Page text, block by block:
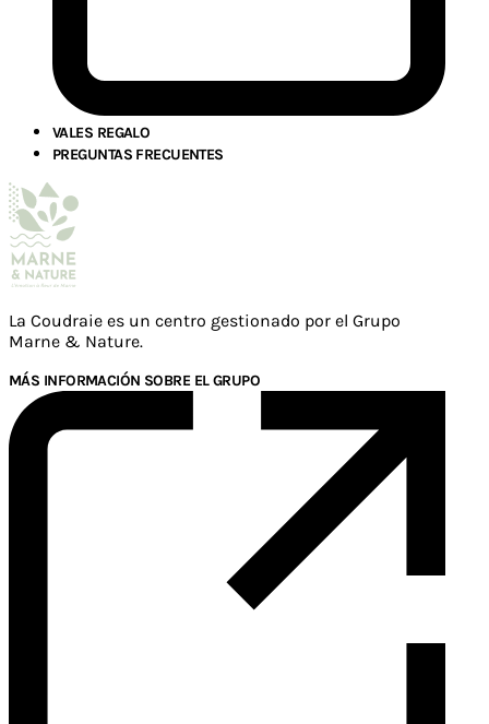
VALES REGALO
PREGUNTAS FRECUENTES
La Coudraie es un centro gestionado por el Grupo
Marne & Nature.
MÁS INFORMACIÓN SOBRE EL GRUPO